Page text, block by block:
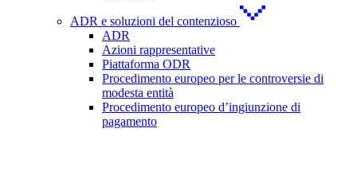
ADR e soluzioni del contenzioso
ADR
Azioni rappresentative
Piattaforma ODR
Procedimento europeo per le controversie di
modesta entità
Procedimento europeo d’ingiunzione di
pagamento